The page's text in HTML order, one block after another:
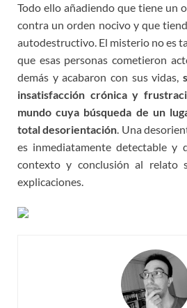
Todo ello añadiendo que tiene un
contra un orden nocivo y que
autodestructivo. El misterio no es
que esas personas cometieron
demás y acabaron con sus vidas,
insatisfacción crónica y
mundo cuya búsqueda de un
total desorientación. Una
es inmediatamente detectable y
contexto y conclusión al relato
explicaciones.